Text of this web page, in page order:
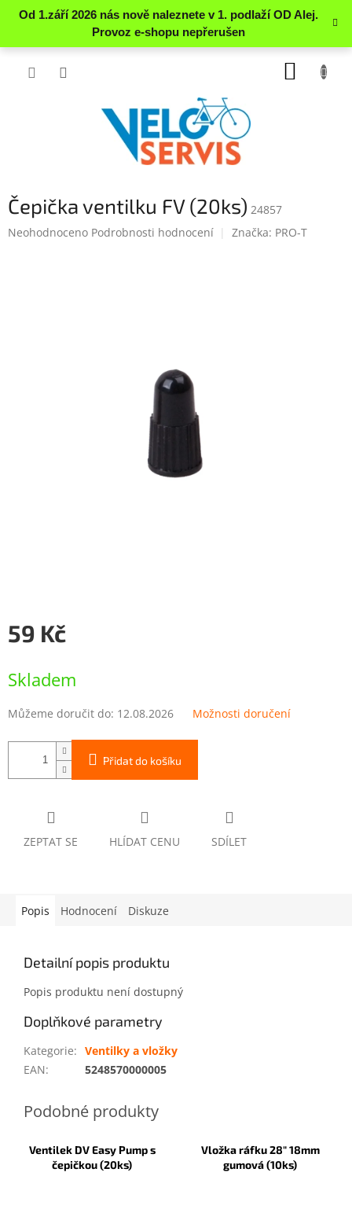
Přejít
Čepička ventilku FV (20ks) 24857
Průměrné
Neohodnoceno Podrobnosti hodnocení Značka: PRO-T
59 Kč
cena:
Skladem
Můžeme doručit do: 12.08.2026 Možnosti doručení
Přidat do košíku
ZEPTAT SE HLÍDAT CENU SDÍLET
Popis Hodnocení Diskuze
Detailní popis produktu
Popis produktu není dostupný
Doplňkové parametry
Kategorie: Ventilky a vložky
EAN: 5248570000005
Ventilek DV Easy Pump s
čepičkou (20ks)
Vložka ráfku 28" 18mm
gumová (10ks)